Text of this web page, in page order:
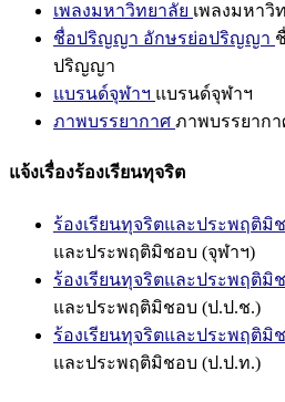
เพลงมหาวิทยาลัย เพลงมหาวิ
ชื่อปริญญา อักษรย่อปริญญา
ปริญญา
แบรนด์จุฬาฯ แบรนด์จุฬาฯ
ภาพบรรยากาศ ภาพบรรยาก
แจ้งเรื่องร้องเรียนทุจริต
ร้องเรียนทุจริตและประพฤติมิ
และประพฤติมิชอบ (จุฬาฯ)
ร้องเรียนทุจริตและประพฤติมิ
และประพฤติมิชอบ (ป.ป.ช.)
ร้องเรียนทุจริตและประพฤติมิ
และประพฤติมิชอบ (ป.ป.ท.)